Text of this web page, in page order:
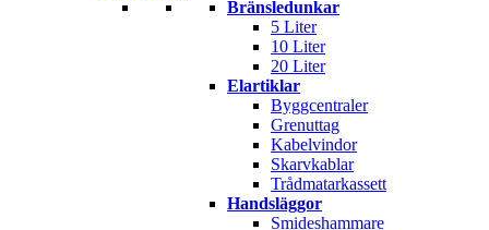
Bränsledunkar
5 Liter
10 Liter
20 Liter
Elartiklar
Byggcentraler
Grenuttag
Kabelvindor
Skarvkablar
Trådmatarkassett
Handsläggor
Smideshammare